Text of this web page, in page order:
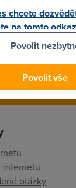
zlikvidování
dostatečně
webu
internetu
otázky
chcete
na tomto
Povolit
Povolit vše